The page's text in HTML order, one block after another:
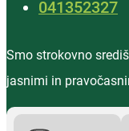
‭041352327‬
Smo strokovno
jasnimi in